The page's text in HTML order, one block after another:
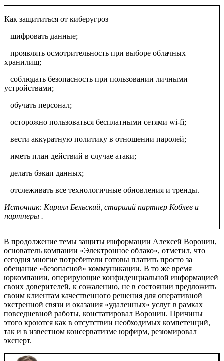
Как защититься от киберугроз
– шифровать данные;
– проявлять осмотрительность при выборе облачных
хранилищ;
– соблюдать безопасность при пользовании личными
устройствами;
– обучать персонал;
– осторожно пользоваться бесплатными сетями wi-fi;
– вести аккуратную политику в отношении паролей;
– иметь план действий в случае атаки;
– делать бэкап данных;
– отслеживать все технологичные обновления и тренды.
Источник: Кирилл Бельский, старший партнер Коблев и
партнеры .
В продолжение темы защиты информации Алексей Воронин,
основатель компании «Электронное облако», отметил, что
сегодня многие потребители готовы платить просто за
обещание «безопасной» коммуникации. В то же время
юркомпании, оперирующие конфиденциальной информацией
своих доверителей, к сожалению, не в состоянии предложить
своим клиентам качественного решения для оперативной
экстренной связи и оказания «удаленных» услуг в рамках
повседневной работы, констатировал Воронин. Причины
этого кроются как в отсутствии необходимых компетенций,
так и в известном консерватизме юрфирм, резюмировал
эксперт.